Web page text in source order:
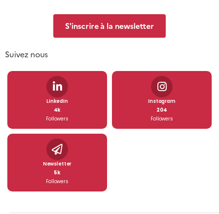
S'inscrire à la newsletter
Suivez nous
Linkedin
4k
Followers
Instagram
204
Followers
Newsletter
5k
Followers